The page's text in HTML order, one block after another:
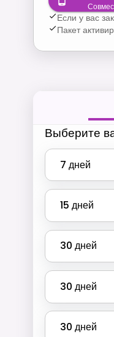
Если у вас
Пакет
Выберите
7 дней
15 дней
30 дней
30 дней
30 дней